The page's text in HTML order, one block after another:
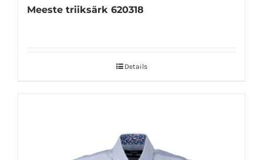
Meeste triiksärk 620318
Details